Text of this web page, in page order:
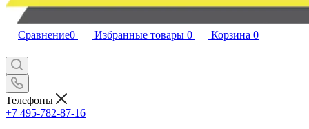
Сравнение0 Избранные товары 0 Корзина 0
Телефоны
+7 495-782-87-16